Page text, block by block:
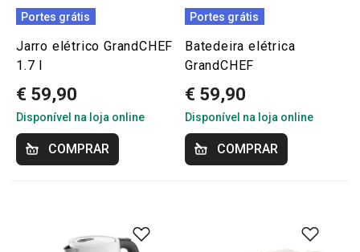
Portes grátis
Jarro elétrico GrandCHEF
1.7 l
€ 59,90
Disponível na loja online
COMPRAR
Portes grátis
Batedeira elétrica
GrandCHEF
€ 59,90
Disponível na loja online
COMPRAR